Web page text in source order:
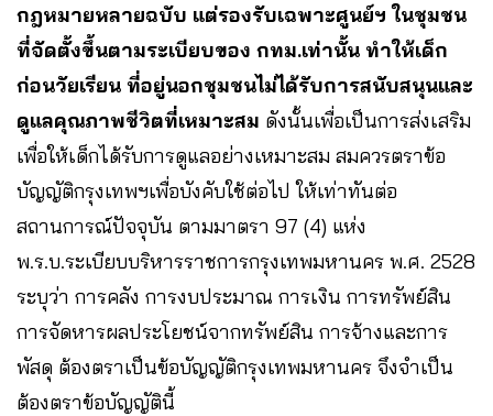
กฎหมายหลายฉบับ แต่รองรับเฉพาะศูนย์ฯ ในชุมชน
ที่จัดตั้งขึ้นตามระเบียบของ กทม.เท่านั้น ทำให้เด็ก
ก่อนวัยเรียน ที่อยู่นอกชุมชนไม่ได้รับการสนับสนุนและ
ดูแลคุณภาพชีวิตที่เหมาะสม ดังนั้นเพื่อเป็นการส่งเสริม
เพื่อให้เด็กได้รับการดูแลอย่างเหมาะสม สมควรตราข้อ
บัญญัติกรุงเทพฯเพื่อบังคับใช้ต่อไป ให้เท่าทันต่อ
สถานการณ์ปัจจุบัน ตามมาตรา 97 (4) แห่ง
พ.ร.บ.ระเบียบบริหารราชการกรุงเทพมหานคร พ.ศ. 2528
ระบุว่า การคลัง การงบประมาณ การเงิน การทรัพย์สิน
การจัดหารผลประโยชน์จากทรัพย์สิน การจ้างและการ
พัสดุ ต้องตราเป็นข้อบัญญัติกรุงเทพมหานคร จึงจำเป็น
ต้องตราข้อบัญญัตินี้